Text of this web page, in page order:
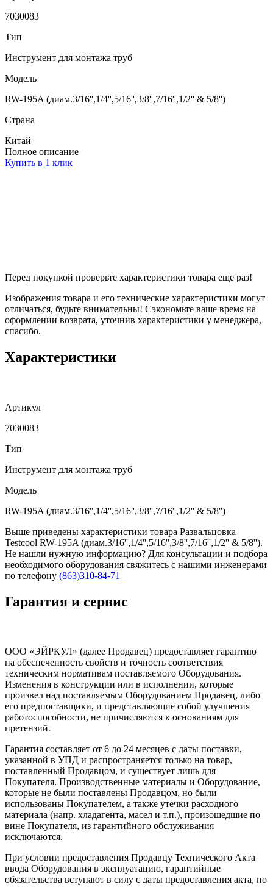
7030083
Тип
Инструмент для монтажа труб
Модель
RW-195A (диам.3/16'',1/4'',5/16'',3/8'',7/16'',1/2'' & 5/8'')
Страна
Китай
Полное описание
Купить в 1 клик
Перед покупкой проверьте характеристики товара еще раз!
Изображения товара и его технические характеристики могут
отличаться, будьте внимательны! Сэкономьте ваше время на
оформлении возврата, уточнив характеристики у менеджера,
спасибо.
Характеристики
Артикул
7030083
Тип
Инструмент для монтажа труб
Модель
RW-195A (диам.3/16'',1/4'',5/16'',3/8'',7/16'',1/2'' & 5/8'')
Выше приведены характеристики товара Развальцовка
Testcool RW-195A (диам.3/16'',1/4'',5/16'',3/8'',7/16'',1/2'' & 5/8'').
Не нашли нужную информацию? Для консультации и подбора
необходимого оборудования свяжитесь с нашими инженерами
по телефону (863)310-84-71
Гарантия и сервис
ООО «ЭЙРКУЛ» (далее Продавец) предоставляет гарантию
на обеспеченность свойств и точность соответствия
техническим нормативам поставляемого Оборудования.
Изменения в конструкции или в исполнении, которые
произвел над поставляемым Оборудованием Продавец, либо
его предпоставщики, и представляющие собой улучшения
работоспособности, не причисляются к основаниям для
претензий.
Гарантия составляет от 6 до 24 месяцев с даты поставки,
указанной в УПД и распространяется только на товар,
поставленный Продавцом, и существует лишь для
Покупателя. Производственные материалы и Оборудование,
которые не были поставлены Продавцом, но были
использованы Покупателем, а также утечки расходного
материала (напр. хладагента, масел и т.п.), произошедшие по
вине Покупателя, из гарантийного обслуживания
исключаются.
При условии предоставления Продавцу Технического Акта
ввода Оборудования в эксплуатацию, гарантийные
обязательства вступают в силу с даты предоставления акта, но